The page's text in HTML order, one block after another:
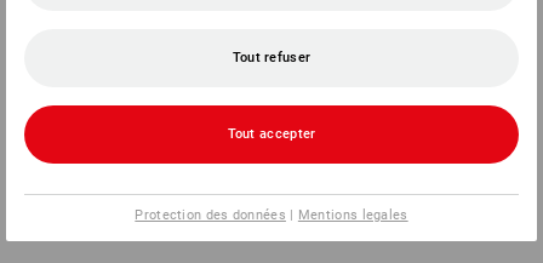
Tout refuser
Tout accepter
Protection des données | Mentions legales